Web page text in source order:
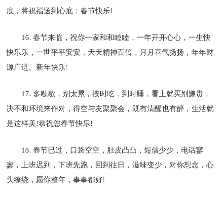
底，将祝福送到心底：春节快乐!
16. 春节来临，祝你一家和和睦睦，一年开开心心，一生快
快乐乐，一世平平安安，天天精神百倍，月月喜气扬扬，年年财
源广进。新年快乐!
17. 多歇歇，别太累，按时吃，到时睡，看上就买别嫌贵，
决不和环境来作对，得空与友聚聚会，既有清醒也有醉，生活就
是这样美!恭祝您春节快乐!
18. 春节已过，口袋空空，肚皮凸凸，短信少少，电话寥
寥，上班迟到，下班先跑，回到往日，滋味变少，对你想念，心
头缭绕，愿你整年，事事都好!